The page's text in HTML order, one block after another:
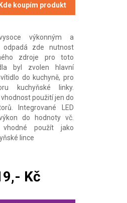
Kde koupím produkt
výkonným a
odpadá zde nutnost
zdroje pro toto
byl zvolen hlavní
do kuchyně, pro
kuchyňské linky.
použití jen do
Integrované LED
do hodnoty vč.
použít jako
lince
Kč